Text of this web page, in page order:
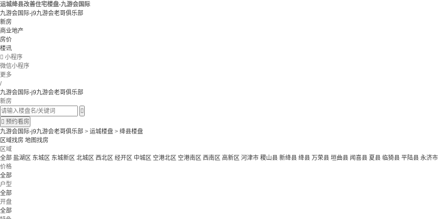
运城绛县改善住宅楼盘-九游会国际
九游会国际-j9九游会老哥俱乐部
新房
商业地产
房价
楼讯
 小程序
微信小程序
更多
/
九游会国际-j9九游会老哥俱乐部
新房

 预约看房
九游会国际-j9九游会老哥俱乐部 > 运城楼盘 > 绛县楼盘
区域找房 地图找房
区域
全部 盐湖区 东城区 东城新区 北城区 西北区 经开区 中城区 空港北区 空港南区 西南区 高新区 河津市 稷山县 新绛县 绛县 万荣县 垣曲县 闻喜县 夏县 临猗县 平陆县 永济市
价格
全部
户型
全部
开盘
全部